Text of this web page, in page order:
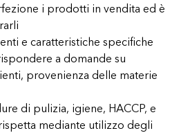
i prodotti in vendita ed è
e caratteristiche specifiche
a domande su
provenienza delle materie
di pulizia, igiene, HACCP, e
mediante utilizzo degli